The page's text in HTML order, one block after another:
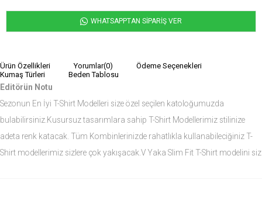
WHATSAPPTAN SİPARİŞ VER
Ürün Özellikleri Yorumlar(0)
Ödeme Seçenekleri
Kumaş Türleri
Beden Tablosu
Editörün Notu
Sezonun En İyi T-Shirt Modelleri size özel seçilen katoloğumuzda
bulabilirsiniz.Kusursuz tasarımlara sahip T-Shirt Modellerimiz stilinize
adeta renk katacak. Tüm Kombinlerinizde rahatlıkla kullanabileciğiniz T-
Shirt modellerimiz sizlere çok yakışacak.V Yaka Slim Fit T-Shirt modelini siz